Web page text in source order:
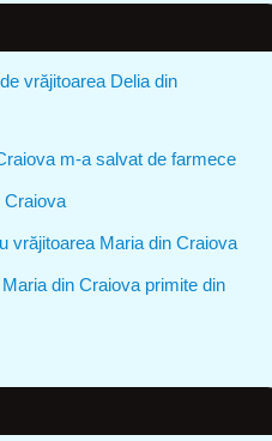
vrăjitoarea Delia din
m-a salvat de farmece
Craiova
vrăjitoarea Maria din Craiova
din Craiova primite din